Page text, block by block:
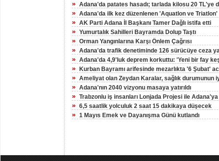
» Adana'da patates hasadı; tarlada kilosu 20 TL'ye
» Adana'da ilk kez düzenlenen 'Aquatlon ve Triatlon'
» AK Parti Adana İl Başkanı Tamer Dağlı istifa etti
» Yumurtalık Sahilleri Bayramda Dolup Taştı
» Orman Yangınlarına Karşı Önlem Çağrısı
» Adana'da trafik denetiminde 126 sürücüye ceza
» Adana'da 4,9'luk deprem korkuttu: 'Yeni bir fay
» Kurban Bayramı arifesinde mezarlıkta '6 Şubat'
» Ameliyat olan Zeydan Karalar, sağlık durumunun
» Adana'nın 2040 vizyonu masaya yatırıldı
» Trabzonlu iş insanları Lonjada Projesi ile Adana'ya
» 6,5 saatlik yolculuk 2 saat 15 dakikaya düşecek
» 1 Mayıs Emek ve Dayanışma Günü kutlandı